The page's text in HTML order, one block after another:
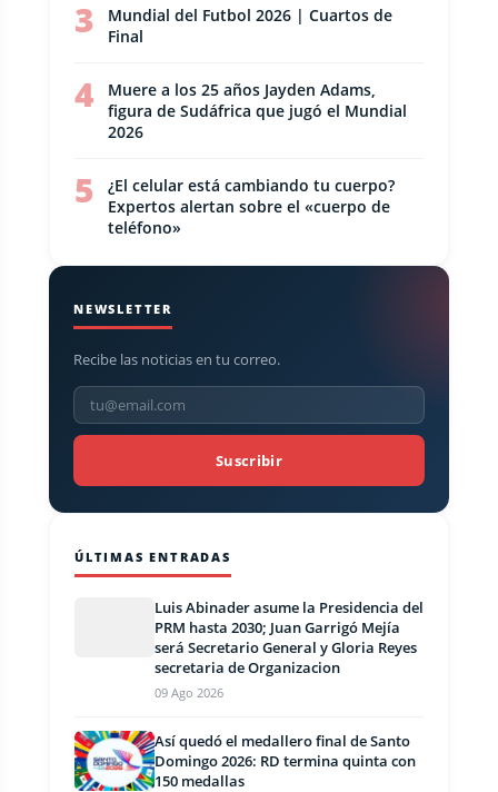
3
Mundial del Futbol 2026 | Cuartos de
Final
4
Muere a los 25 años Jayden Adams,
figura de Sudáfrica que jugó el Mundial
2026
5
¿El celular está cambiando tu cuerpo?
Expertos alertan sobre el «cuerpo de
teléfono»
NEWSLETTER
Recibe las noticias en tu correo.
Suscribir
ÚLTIMAS ENTRADAS
Luis Abinader asume la Presidencia del
PRM hasta 2030; Juan Garrigó Mejía
será Secretario General y Gloria Reyes
secretaria de Organizacion
09 Ago 2026
Así quedó el medallero final de Santo
Domingo 2026: RD termina quinta con
150 medallas